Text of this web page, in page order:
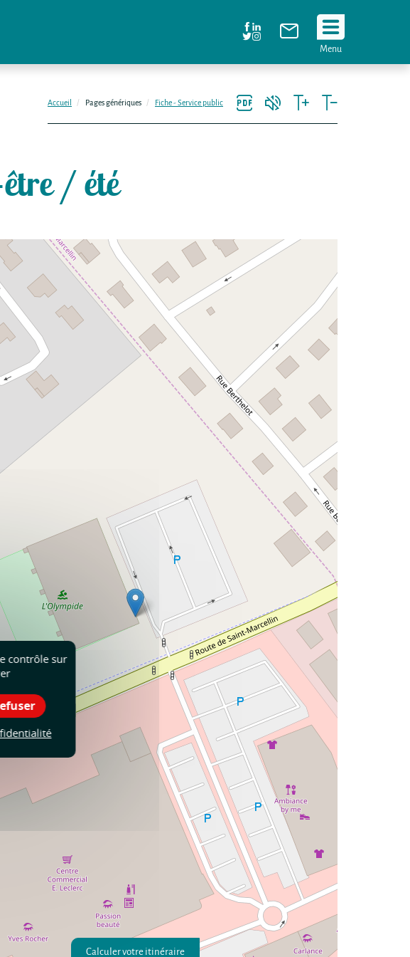
Suivez
!
Menu
Accueil Pages génériques Fiche - Service public
/ été
Calculer votre itinéraire
contrôle sur